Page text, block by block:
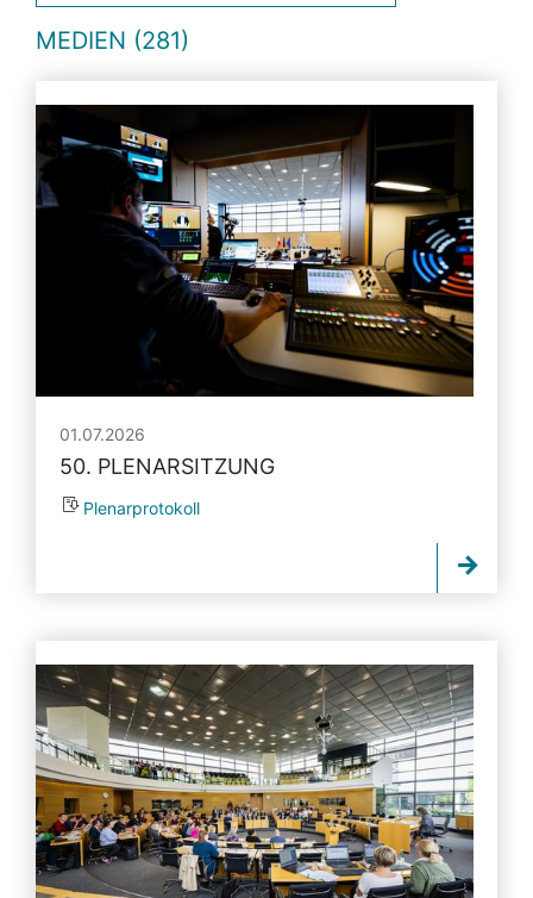
MEDIEN (281)
01.07.2026
50. PLENARSITZUNG
Plenarprotokoll